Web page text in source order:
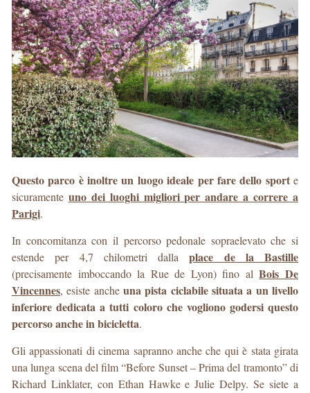
Questo parco è inoltre un luogo ideale per fare dello sporte
sicuramente uno dei luoghi migliori per andare a correre a
Parigi.
In concomitanza con il percorso pedonale sopraelevato che si
estende per 4,7 chilometri dallaplace de la Bastille
(precisamente imboccando la Rue de Lyon) fino alBois De
Vincennes, esiste anche una pista ciclabile situata a un livello
inferiore dedicata a tutti coloro che vogliono godersi questo
percorso anche in bicicletta.
Gli appassionati di cinema sapranno anche che qui è stata girata
una lunga scena del film “Before Sunset – Prima del tramonto” di
Richard Linklater, con Ethan Hawke e Julie Delpy. Se siete a